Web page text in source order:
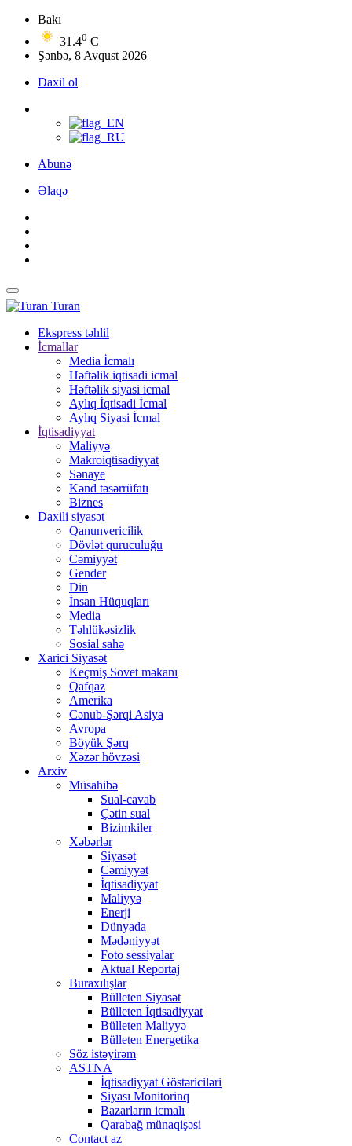
Bakı
31.40 C
Şənbə, 8 Avqust 2026
Daxil ol
Abunə
Əlaqə
Turan
Ekspress təhlil
İcmallar
Media İcmalı
Həftəlik iqtisadi icmal
Həftəlik siyasi icmal
Aylıq İqtisadi İcmal
Aylıq Siyasi İcmal
İqtisadiyyat
Maliyyə
Makroiqtisadiyyat
Sənaye
Kənd təsərrüfatı
Biznes
Daxili siyasət
Qanunvericilik
Dövlət quruculuğu
Cəmiyyət
Gender
Din
İnsan Hüquqları
Media
Təhlükəsizlik
Sosial sahə
Xarici Siyasət
Keçmiş Sovet məkanı
Qafqaz
Amerika
Cənub-Şərqi Asiya
Avropa
Böyük Şərq
Xəzər hövzəsi
Arxiv
Müsahibə
Sual-cavab
Çətin sual
Bizimkiler
Xəbərlər
Siyasət
Cəmiyyət
İqtisadiyyat
Maliyyə
Enerji
Dünyada
Mədəniyyət
Foto sessiyalar
Aktual Reportaj
Buraxılışlar
Bülleten Siyasət
Bülleten İqtisadiyyat
Bülleten Maliyyə
Bülleten Energetika
Söz istəyirəm
ASTNA
İqtisadiyyat Göstəriciləri
Siyası Monitorinq
Bazarların icmalı
Qarabağ münaqişəsi
Contact az